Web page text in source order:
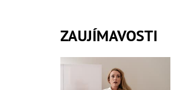
ZAUJÍMAVOSTI